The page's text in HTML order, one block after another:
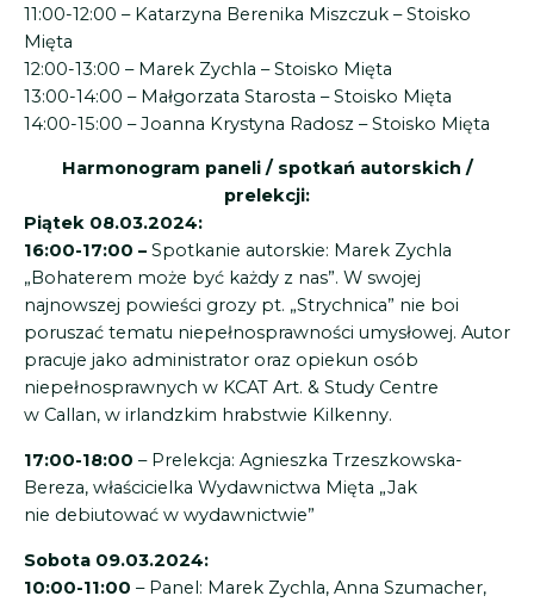
11:00-12:00 – Katarzyna Berenika Miszczuk – Stoisko
Mięta
12:00-13:00 – Marek Zychla – Stoisko Mięta
13:00-14:00 – Małgorzata Starosta – Stoisko Mięta
14:00-15:00 – Joanna Krystyna Radosz – Stoisko Mięta
Harmonogram paneli / spotkań autorskich /
prelekcji:
Piątek 08.03.2024:
16:00-17:00 – Spotkanie autorskie: Marek Zychla
„Bohaterem może być każdy z nas”. W swojej
najnowszej powieści grozy pt. „Strychnica” nie boi
poruszać tematu niepełnosprawności umysłowej. Autor
pracuje jako administrator oraz opiekun osób
niepełnosprawnych w KCAT Art. & Study Centre
w Callan, w irlandzkim hrabstwie Kilkenny.
17:00-18:00 – Prelekcja: Agnieszka Trzeszkowska-
Bereza, właścicielka Wydawnictwa Mięta „Jak
nie debiutować w wydawnictwie”
Sobota 09.03.2024:
10:00-11:00 – Panel: Marek Zychla, Anna Szumacher,